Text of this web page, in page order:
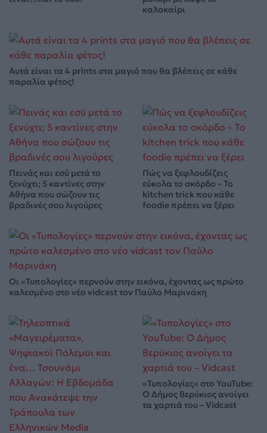
καλοκαίρι
Αυτά είναι τα 4 prints στα μαγιό που θα βλέπεις σε κάθε
παραλία φέτος!
Πεινάς και εσύ μετά το
ξενύχτι; 5 καντίνες στην
Αθήνα που σώζουν τις
βραδινές σου λιγούρες
Πώς να ξεφλουδίζεις
εύκολα το σκόρδο – Το
kitchen trick που κάθε
foodie πρέπει να ξέρει
Οι «Τυπολογίες» περνούν στην εικόνα, έχοντας ως πρώτο
καλεσμένο στο νέο vidcast τον Παύλο Μαρινάκη
«Τυπολογίες» στο YouTube:
Ο Δήμος Βερύκιος ανοίγει
τα χαρτιά του – Vidcast